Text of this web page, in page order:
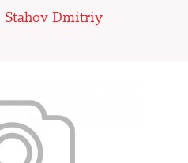
Stahov Dmitriy